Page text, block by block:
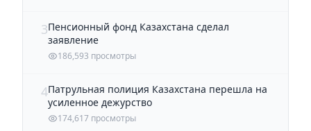
3Пенсионный фонд Казахстана сделал
заявление
186,593 просмотры
4Патрульная полиция Казахстана перешла на
усиленное дежурство
174,617 просмотры